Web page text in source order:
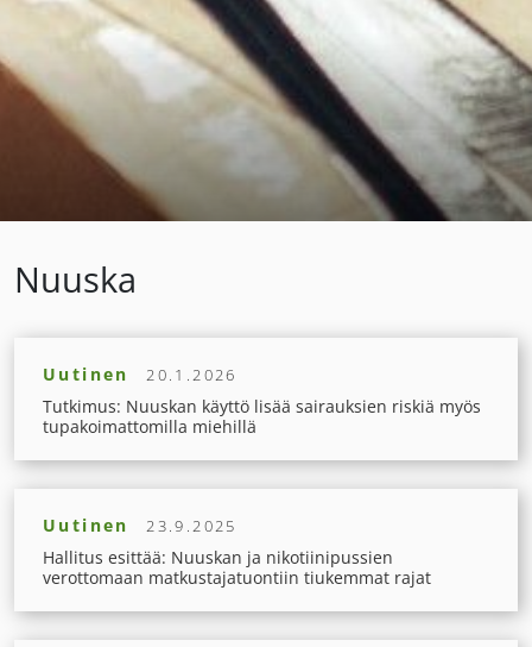
Nuuska
Uutinen 20.1.2026
Tutkimus: Nuuskan käyttö lisää sairauksien riskiä myös
tupakoimattomilla miehillä
Uutinen 23.9.2025
Hallitus esittää: Nuuskan ja nikotiinipussien
verottomaan matkustajatuontiin tiukemmat rajat